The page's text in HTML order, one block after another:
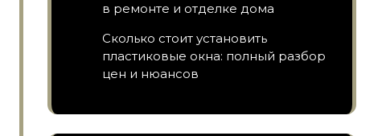
в ремонте и отделке дома
Сколько стоит установить
пластиковые окна: полный разбор
цен и нюансов